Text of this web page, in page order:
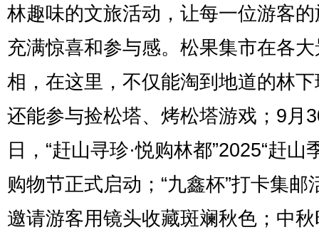
林趣味的文旅活动，让每一位游客
充满惊喜和参与感。松果集市在各
相，在这里，不仅能淘到地道的林
还能参与捡松塔、烤松塔游戏；9月
日，“赶山寻珍·悦购林都”2025“赶山
购物节正式启动；“九鑫杯”打卡集邮
邀请游客用镜头收藏斑斓秋色；中